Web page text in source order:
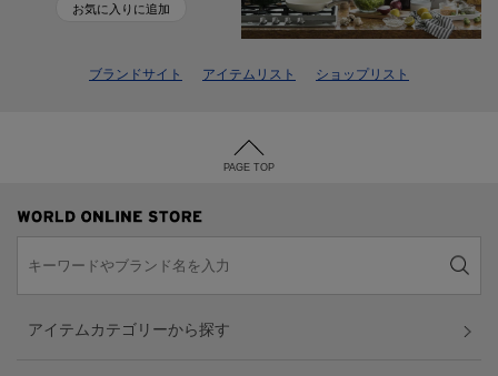
お気に入りに追加
ブランドサイト アイテムリスト ショップリスト
PAGE TOP
アイテムカテゴリーから探す